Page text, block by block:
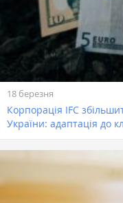
18 березня
Корпорація IFC
України: адаптація до